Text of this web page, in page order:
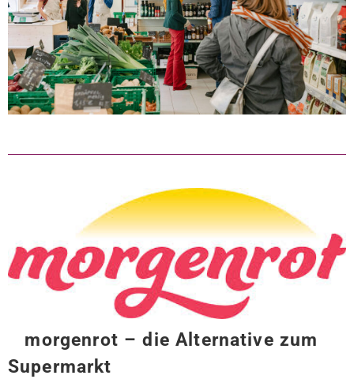
morgenrot – die Alternative zum
Supermarkt